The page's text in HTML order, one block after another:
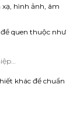
hình ảnh, âm
quen thuộc như
khác để chuẩn